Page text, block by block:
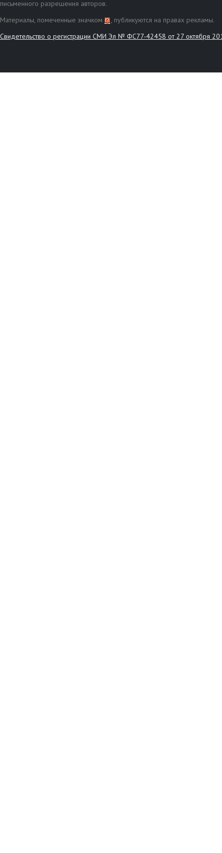
письменного разрешения авторов.
Материалы, помеченные значком
, публикуются на правах рекламы.
Свидетельство о регистрации СМИ Эл № ФС77-42458 от 27 октября